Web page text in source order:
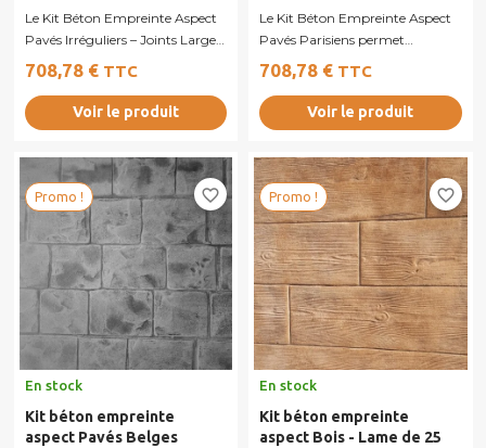
Le Kit Béton Empreinte Aspect
Pavés Irréguliers – Joints Larges
permet de créer un
revêtement...
708,78 € TTC
Voir le produit
Le Kit Béton Empreinte Aspect
Pavés Parisiens permet
d'apporter à vos extérieurs le
charme...
708,78 € TTC
Voir le produit
favorite_border
En stock
Kit béton empreinte
aspect Pavés Belges
Promo ! favorite_border
En stock
Kit béton empreinte
aspect Bois - Lame de 25
Promo !